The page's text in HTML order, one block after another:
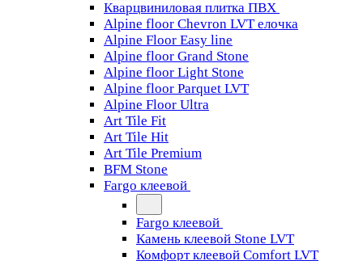
Кварцвиниловая плитка ПВХ
Alpine floor Chevron LVT елочка
Alpine Floor Easy line
Alpine floor Grand Stone
Alpine floor Light Stone
Alpine floor Parquet LVT
Alpine Floor Ultra
Art Tile Fit
Art Tile Hit
Art Tile Premium
BFM Stone
Fargo клеевой
Fargo клеевой
Камень клеевой Stone LVT
Комфорт клеевой Comfort LVT